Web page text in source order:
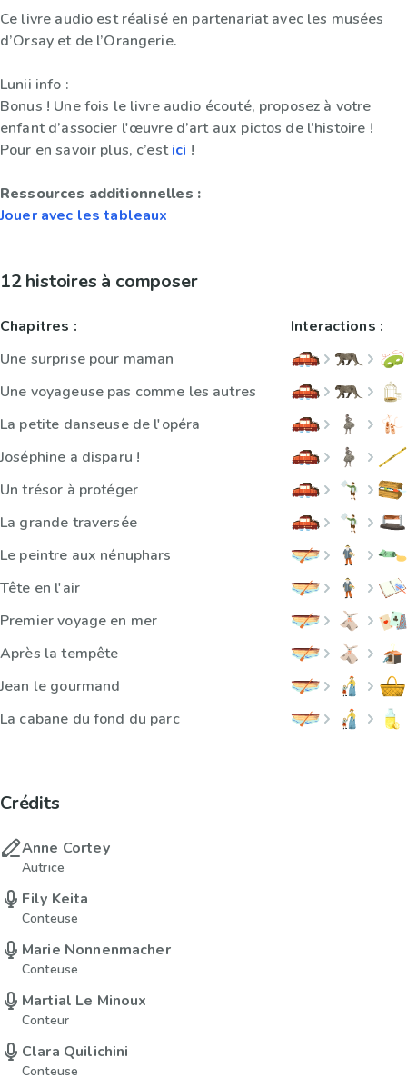
Ce livre audio est réalisé en partenariat avec les musées
d’Orsay et de l’Orangerie.
Lunii info :
Bonus ! Une fois le livre audio écouté, proposez à votre
enfant d’associer l'œuvre d’art aux pictos de l’histoire !
Pour en savoir plus, c’estici !
Ressources additionnelles :
Jouer avec les tableaux
12 histoires à composer
Chapitres :
Une surprise pour maman
Une voyageuse pas comme les autres
La petite danseuse de l'opéra
Joséphine a disparu !
Un trésor à protéger
La grande traversée
Le peintre aux nénuphars
Tête en l'air
Premier voyage en mer
Après la tempête
Jean le gourmand
La cabane du fond du parc
Interactions :
Crédits
Anne Cortey
Autrice
Fily Keita
Conteuse
Marie Nonnenmacher
Conteuse
Martial Le Minoux
Conteur
Clara Quilichini
Conteuse